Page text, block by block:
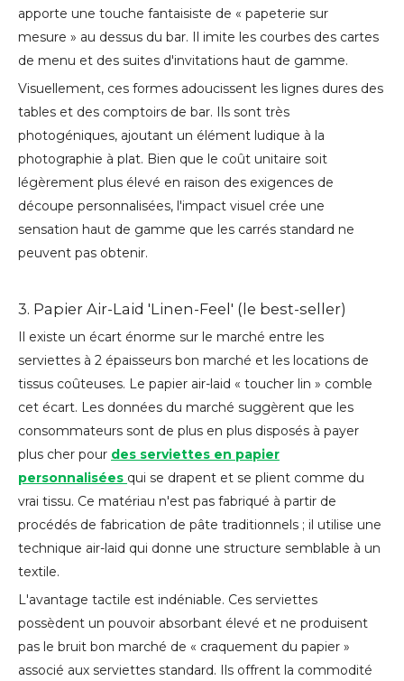
apporte une touche fantaisiste de « papeterie sur
mesure » ​​au dessus du bar. Il imite les courbes des cartes
de menu et des suites d'invitations haut de gamme.
Visuellement, ces formes adoucissent les lignes dures des
tables et des comptoirs de bar. Ils sont très
photogéniques, ajoutant un élément ludique à la
photographie à plat. Bien que le coût unitaire soit
légèrement plus élevé en raison des exigences de
découpe personnalisées, l'impact visuel crée une
sensation haut de gamme que les carrés standard ne
peuvent pas obtenir.
3. Papier Air-Laid 'Linen-Feel' (le best-seller)
Il existe un écart énorme sur le marché entre les
serviettes à 2 épaisseurs bon marché et les locations de
tissus coûteuses. Le papier air-laid « toucher lin » comble
cet écart. Les données du marché suggèrent que les
consommateurs sont de plus en plus disposés à payer
plus cher pour des serviettes en papier
personnalisées qui se drapent et se plient comme du
vrai tissu. Ce matériau n'est pas fabriqué à partir de
procédés de fabrication de pâte traditionnels ; il utilise une
technique air-laid qui donne une structure semblable à un
textile.
L'avantage tactile est indéniable. Ces serviettes
possèdent un pouvoir absorbant élevé et ne produisent
pas le bruit bon marché de « craquement du papier »
associé aux serviettes standard. Ils offrent la commodité